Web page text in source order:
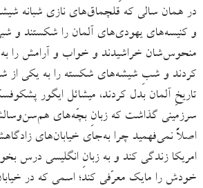
در همان سالی که قلچماق‌های نازی شبانه
و کنیسه‌های یهودی‌های آلمان را شکستند و
منحوس‌شان خراشیدند و خواب و آرامش را به
کردند و شبِ شیشه‌های شکسته را به یکی از
تاریخِ آلمان بدل کردند، میشائل ایگور
سرزمینی گذاشت که زبانِ بچّه‌های
اصلاً نمی‌فهمید چرا به‌جای خیابان‌های
امریکا زندگی کند و به زبانِ انگلیسی درس
خودش را مایک معرّفی کند؛ اسمی که در